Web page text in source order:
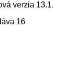
verzia 13.1.
16